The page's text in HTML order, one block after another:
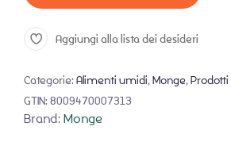
Aggiungi alla lista dei desideri
Categorie: Alimenti umidi, Monge, Prodotti
GTIN: 8009470007313
Brand:Monge